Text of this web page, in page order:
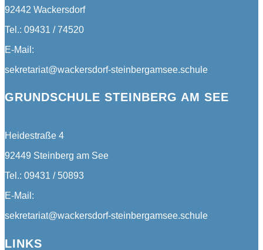
92442 Wackersdorf
Tel.: 09431 / 74520
E-Mail:
sekretariat@wackersdorf-steinbergamsee.schule
GRUNDSCHULE STEINBERG AM SEE
Heidestraße 4
92449 Steinberg am See
Tel.: 09431 / 50893
E-Mail:
sekretariat@wackersdorf-steinbergamsee.schule
LINKS